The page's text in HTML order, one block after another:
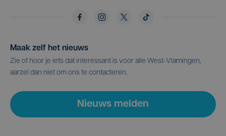
Maak zelf het nieuws
Zie of hoor je iets dat interessant is voor alle West-Vlamingen,
aarzel dan niet om ons te contacteren.
Nieuws melden